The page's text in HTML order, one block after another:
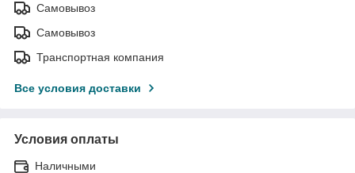
Самовывоз
Самовывоз
Транспортная компания
Все условия доставки
Условия оплаты
Наличными